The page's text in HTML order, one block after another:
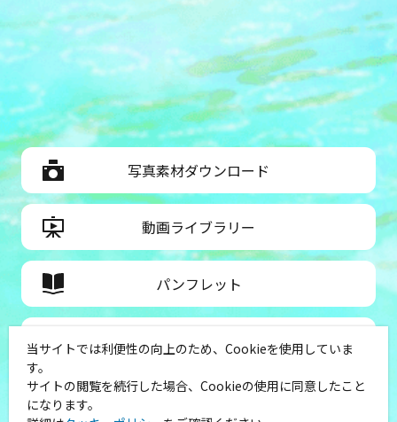
写真素材ダウンロード
動画ライブラリー
パンフレット
お問い合わせ
災害・緊急時のお役立ち情報
当サイトでは利便性の向上のため、Cookieを使用していま
す。
サイトの閲覧を続行した場合、Cookieの使用に同意したこと
になります。